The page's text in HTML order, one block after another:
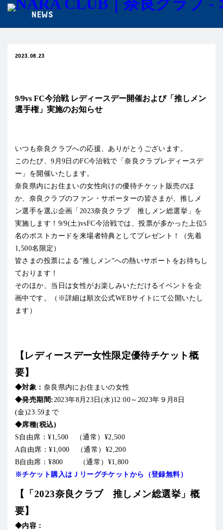
NEWS
2023.08.23
9/9vs FC今治戦 レディースデー開催および「推しメン
選手権」実施のお知らせ
いつも奈良クラブへの応援、ありがとうございます。
このたび、9月9日のFC今治戦で「奈良クラブレディースデ
ー」を開催いたします。
奈良県内にお住まいの女性向けの優待チケット販売のほ
か、 奈良クラブのファン・サポーターの皆さま が、推しメ
ン選手を選ぶ企画「2023奈良クラブ 推しメン総選挙」を
実施します！9/9(土)vsFC今治戦では、投票が多かった上位5
名のポストカードを来場者特典としてプレゼント！（先着
1,500名限定）
皆さまの投票による”推しメン”への熱いサポートをお待ちし
ております！
そのほか、当日は女性がお楽しみいただけるイベントを企
画中です。（※詳細は順次公式WEBサイトにて公開いたし
ます）
【レディースデー女性限定優待チケット概
要】
◆対象： 奈良県内にお住まいの女性
◆発売期間: 2023年8月23日(水)12:00～2023年９月8日
(金)23:59まで
◆席種(税込)
S自由席：¥1,500 （通常）¥2,500
A自由席：¥1,000 （通常）¥2,200
B自由席：¥800 （通常）¥1,800
※チケット購入はＪリーグチケットから（登録無料）
【「2023奈良クラブ 推しメン総選挙」概
要】
◆内容：